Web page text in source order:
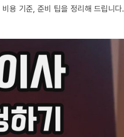
용 기준, 준비 팁을 정리해 드립니다.